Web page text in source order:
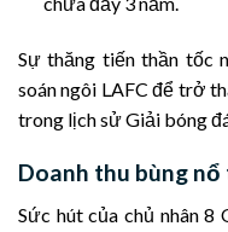
Sự thăng tiến thần tốc
soán ngôi LAFC để trở
trong lịch sử Giải bóng
Doanh thu bùng
Sức hút của chủ nhân